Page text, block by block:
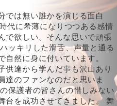
では無い誰かを演じる面白
代に希薄になりつつある感情
で欲しい。そんな思いで頑張
ッキリした滑舌、声量と通る
自然に身に付いています。
供達から学んだ事も沢山あり
達のファンなのだと思いま
保護者の皆さんの惜しみない
台を成功させてきました。 舞